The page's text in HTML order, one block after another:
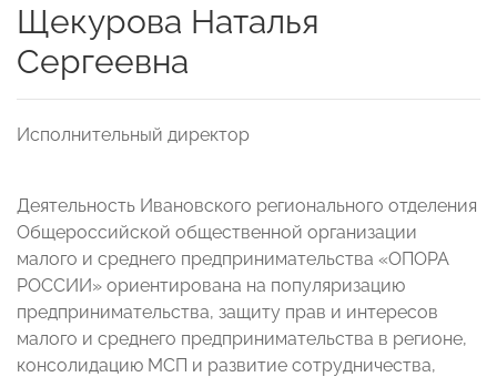
Щекурова Наталья
Сергеевна
Исполнительный директор
Деятельность Ивановского регионального отделения
Общероссийской общественной организации
малого и среднего предпринимательства «ОПОРА
РОССИИ» ориентирована на популяризацию
предпринимательства, защиту прав и интересов
малого и среднего предпринимательства в регионе,
консолидацию МСП и развитие сотрудничества,